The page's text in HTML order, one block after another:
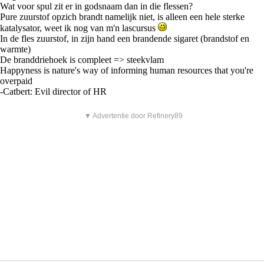
Wat voor spul zit er in godsnaam dan in die flessen?
Pure zuurstof opzich brandt namelijk niet, is alleen een hele sterke
katalysator, weet ik nog van m'n lascursus
In de fles zuurstof, in zijn hand een brandende sigaret (brandstof en
warmte)
De branddriehoek is compleet => steekvlam
Happyness is nature's way of informing human resources that you're
overpaid
-Catbert: Evil director of HR
▼ Advertentie door Refinery89